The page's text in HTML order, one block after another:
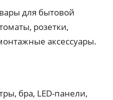
для бытовой
розетки,
аксессуары.
бра, LED-панели,